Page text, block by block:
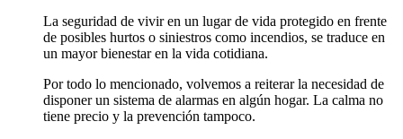
La seguridad de vivir en un lugar de vida protegido en frente
de posibles hurtos o siniestros como incendios, se traduce en
un mayor bienestar en la vida cotidiana.
Por todo lo mencionado, volvemos a reiterar la necesidad de
disponer un sistema de alarmas en algún hogar. La calma no
tiene precio y la prevención tampoco.